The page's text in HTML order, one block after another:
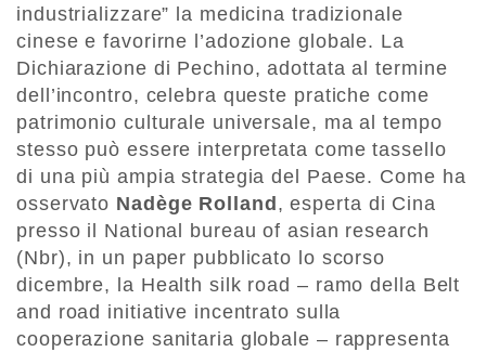
industrializzare” la medicina tradizionale
cinese e favorirne l’adozione globale. La
Dichiarazione di Pechino, adottata al termine
dell’incontro, celebra queste pratiche come
patrimonio culturale universale, ma al tempo
stesso può essere interpretata come tassello
di una più ampia strategia del Paese. Come ha
osservato Nadège Rolland , esperta di Cina
presso il National bureau of asian research
(Nbr), in un paper pubblicato lo scorso
dicembre, la Health silk road – ramo della Belt
and road initiative incentrato sulla
cooperazione sanitaria globale – rappresenta